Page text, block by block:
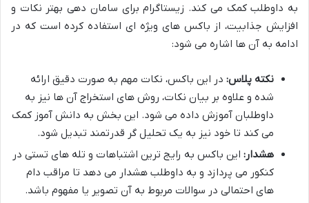
به داوطلب کمک می کند. زیستاگرام برای سامان دهی بهتر نکات و
افزایش جذابیت، از باکس های ویژه ای استفاده کرده است که در
ادامه به آن ها اشاره می شود:
نکته پلاس: در این باکس، نکات مهم به صورت دقیق ارائه
شده و علاوه بر بیان نکات، روش های استخراج آن ها نیز به
داوطلبان آموزش داده می شود. این بخش به دانش آموز کمک
می کند تا خود نیز به یک تحلیل گر قدرتمند تبدیل شود.
هشدار: این باکس به رایج ترین اشتباهات و تله های تستی در
کنکور می پردازد و به داوطلب هشدار می دهد تا مراقب دام
های احتمالی در سوالات مربوط به آن تصویر یا مفهوم باشد.